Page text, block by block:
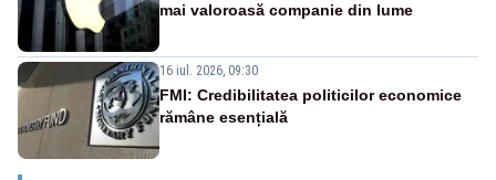
mai valoroasă companie din lume
16 iul. 2026, 09:30
FMI: Credibilitatea politicilor economice
rămâne esențială